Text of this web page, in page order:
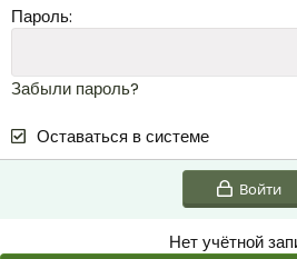
Пароль
Забыли пароль?
Оставаться в системе
Войти
Нет учётной